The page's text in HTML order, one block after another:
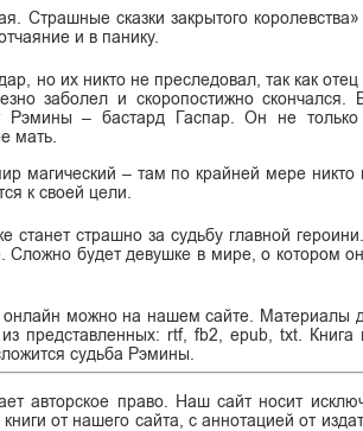
Страшные сказки закрытого королевства»
и в панику.
но их никто не преследовал, так как
заболел и скоропостижно скончался.
– бастард Гаспар. Он не только
мать.
магический – там по крайней мере никто
к своей цели.
страшно за судьбу главной
Сложно будет девушке в мире, о котором
онлайн можно на нашем сайте. Материалы
представленных: rtf, fb2, epub, txt. Книга
судьба Рэмины.
авторское право. Наш сайт носит
от нашего сайта, с аннотацией от